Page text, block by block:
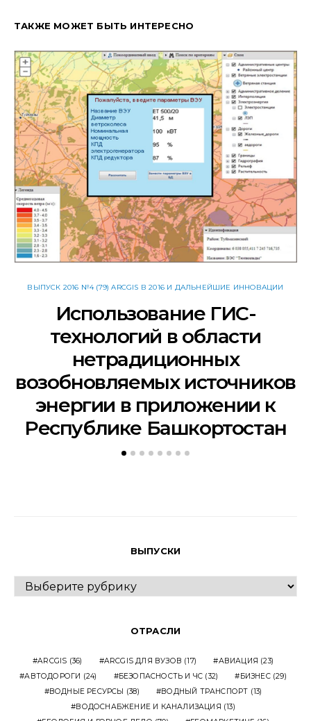
ТАКЖЕ МОЖЕТ БЫТЬ ИНТЕРЕСНО
ВЫПУСК 2016 №4 (79) ARCGIS В 2016 И ДАЛЬНЕЙШИЕ ИННОВАЦИИ
Использование ГИС-
технологий в области
нетрадиционных
возобновляемых источников
энергии в приложении к
Республике Башкортостан
ВЫПУСКИ
ВЫПУСКИ
ОТРАСЛИ
ARCGIS (36) ARCGIS ДЛЯ ВУЗОВ (17) АВИАЦИЯ (23)
АВТОДОРОГИ (24) БЕЗОПАСНОСТЬ И ЧС (32) БИЗНЕС(29)
ВОДНЫЕ РЕСУРСЫ
(38) ВОДНЫЙ ТРАНСПОРТ (13)
ВОДОСНАБЖЕНИЕ И КАНАЛИЗАЦИЯ (13)